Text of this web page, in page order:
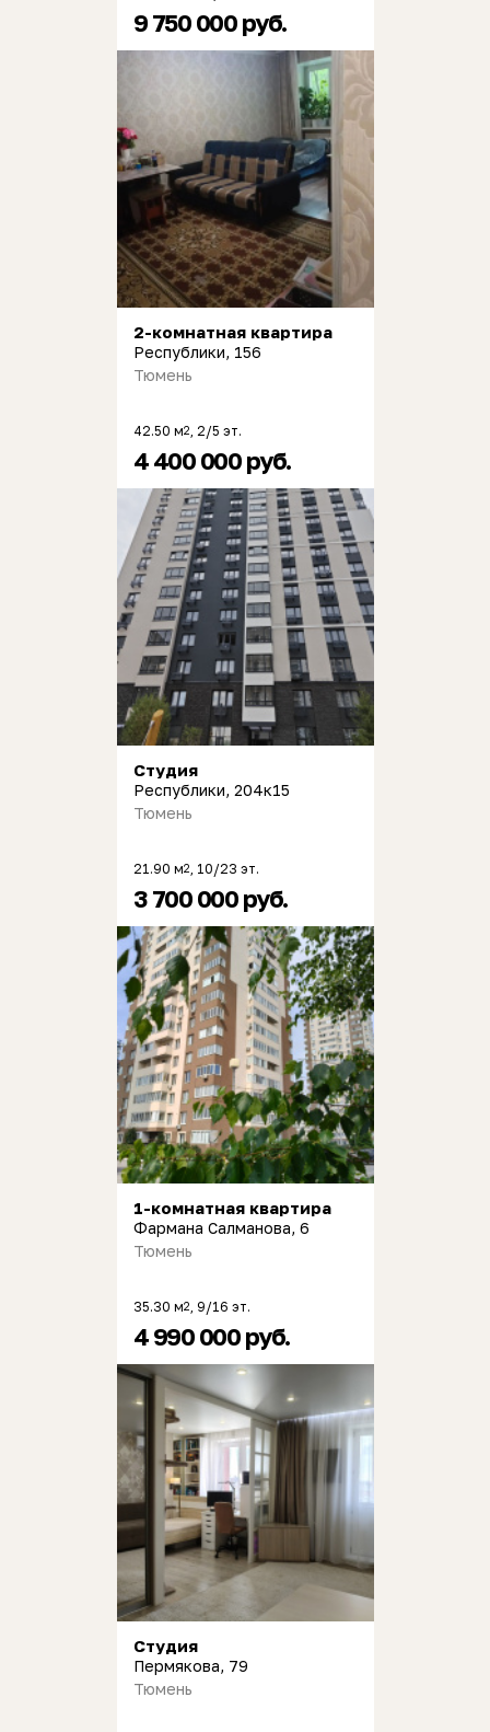
9 750 000 руб.
2-комнатная квартира
Республики, 156
Тюмень
42.50 м2 , 2/5 эт.
4 400 000 руб.
Студия
Республики, 204к15
Тюмень
21.90 м2 , 10/23 эт.
3 700 000 руб.
1-комнатная квартира
Фармана Салманова, 6
Тюмень
35.30 м2 , 9/16 эт.
4 990 000 руб.
Студия
Пермякова, 79
Тюмень